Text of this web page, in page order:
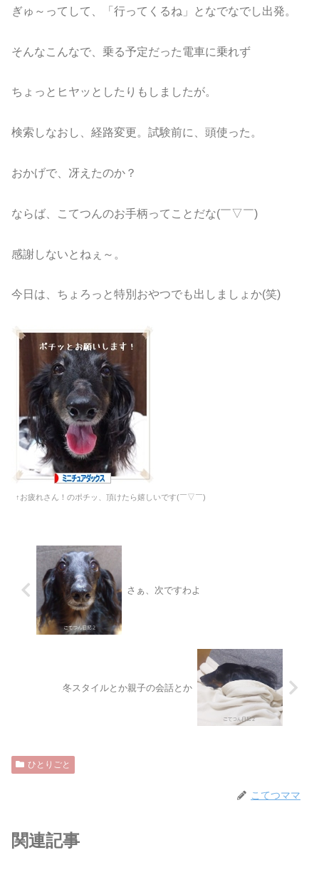
ぎゅ～ってして、「行ってくるね」となでなでし出発。
そんなこんなで、乗る予定だった電車に乗れず
ちょっとヒヤッとしたりもしましたが。
検索しなおし、経路変更。試験前に、頭使った。
おかげで、冴えたのか？
ならば、こてつんのお手柄ってことだな(￣▽￣)
感謝しないとねぇ～。
今日は、ちょろっと特別おやつでも出しましょか(笑)
↑お疲れさん！のポチッ、頂けたら嬉しいです(￣▽￣)
さぁ、次ですわよ
冬スタイルとか親子の会話とか
ひとりごと
こてつママ
関連記事